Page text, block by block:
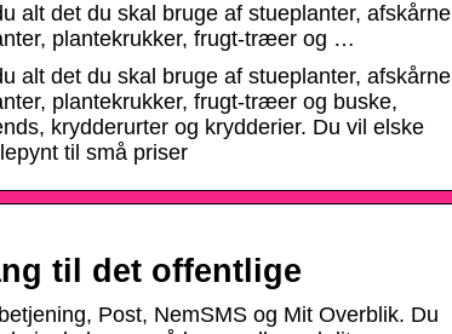
alt det du skal bruge af stueplanter, afskårne
plantekrukker, frugt-træer og …
alt det du skal bruge af stueplanter, afskårne
plantekrukker, frugt-træer og buske,
krydderurter og krydderier. Du vil elske
til små priser
til det offentlige
Post, NemSMS og Mit Overblik. Du